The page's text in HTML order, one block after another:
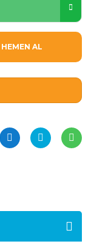
HEMEN AL